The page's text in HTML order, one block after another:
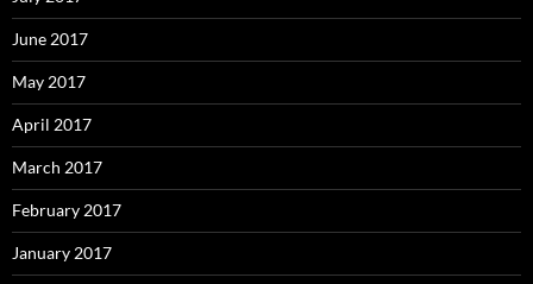
June 2017
May 2017
April 2017
March 2017
February 2017
January 2017